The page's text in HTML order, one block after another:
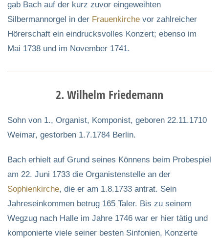
gab Bach auf der kurz zuvor eingeweihten
Silbermannorgel in der Frauenkirche vor zahlreicher
Hörerschaft ein eindrucksvolles Konzert; ebenso im
Mai 1738 und im November 1741.
2. Wilhelm Friedemann
Sohn von 1., Organist, Komponist, geboren 22.11.1710
Weimar, gestorben 1.7.1784 Berlin.
Bach erhielt auf Grund seines Könnens beim Probespiel
am 22. Juni 1733 die Organistenstelle an der
Sophienkirche, die er am 1.8.1733 antrat. Sein
Jahreseinkommen betrug 165 Taler. Bis zu seinem
Wegzug nach Halle im Jahre 1746 war er hier tätig und
komponierte viele seiner besten Sinfonien, Konzerte